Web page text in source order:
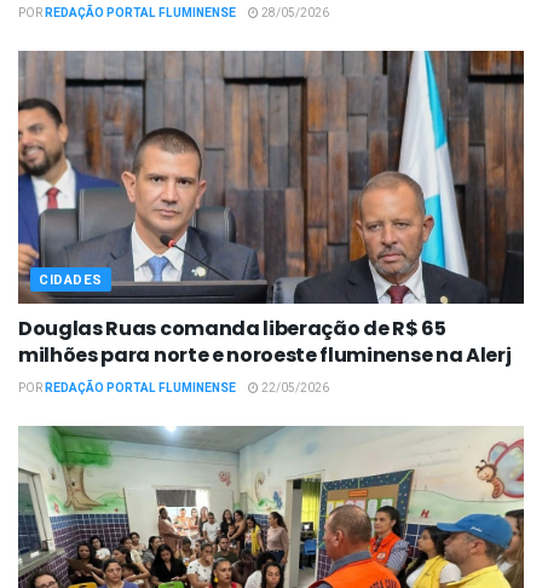
PORREDAÇÃO PORTAL FLUMINENSE 28/05/2026
CIDADES
Douglas Ruas comanda liberação de R$ 65
milhões para norte e noroeste fluminense na Alerj
PORREDAÇÃO PORTAL FLUMINENSE 22/05/2026